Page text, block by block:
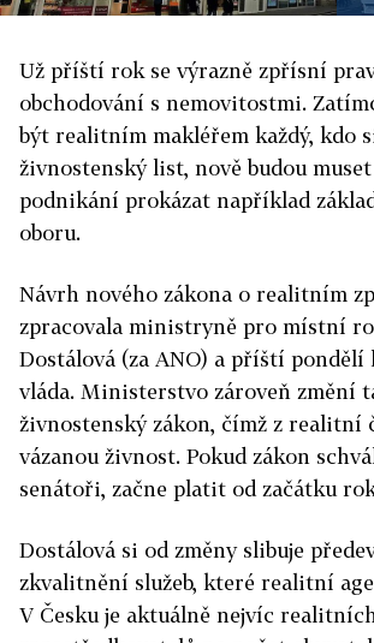
Už příští rok se výrazně zpřísní
obchodování s nemovitostmi.
být realitním makléřem každý, kdo
živnostenský list, nově budou
podnikání prokázat například
oboru.
Návrh nového zákona o realitním
zpracovala ministryně pro místní
Dostálová (za ANO) a příští pondělí
vláda. Ministerstvo zároveň změní
živnostenský zákon, čímž z realitní
vázanou živnost. Pokud zákon
senátoři, začne platit od začátku
Dostálová si od změny slibuje
zkvalitnění služeb, které realitní
V Česku je aktuálně nejvíc realitních